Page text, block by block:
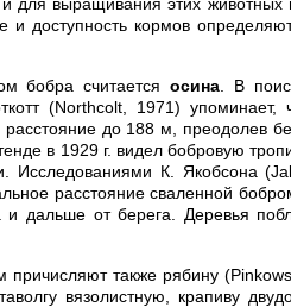
и доступность кормов
бобра считаетсяосина . В
(Northcolt, 1971)
до 188 м, преодолев
в 1929 г. видел бобровую
Исследованиями К. Якобсона
расстояние сваленной
и дальше от берега. Деревья
причисляют также рябину
вязолистную, крапиву